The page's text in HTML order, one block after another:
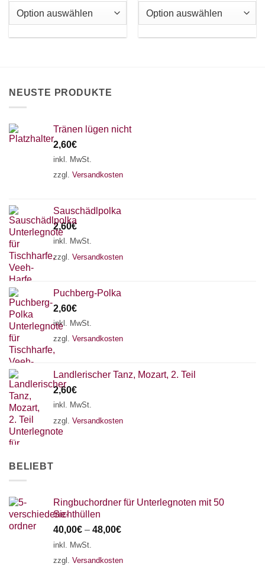
auf.
gewählt
werden
auf.
NEUSTE PRODUKTE
Tränen lügen nicht
2,60€
inkl. MwSt.
zzgl. Versandkosten
Sauschädlpolka
2,60€
inkl. MwSt.
zzgl. Versandkosten
Puchberg-Polka
2,60€
inkl. MwSt.
zzgl. Versandkosten
Landlerischer Tanz, Mozart, 2. Teil
2,60€
inkl. MwSt.
zzgl. Versandkosten
BELIEBT
Ringbuchordner für Unterlegnoten mit 50
Sichthüllen
40,00€ – 48,00€
inkl. MwSt.
zzgl. Versandkosten
Chat Support
18 SAITEN 21 SAITEN